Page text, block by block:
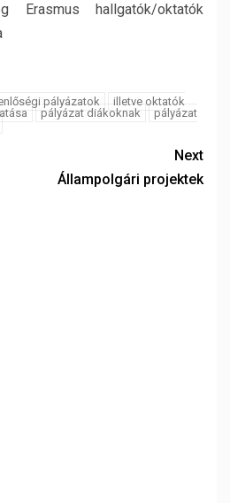
Erasmus hallgatók/oktatók
pályázatok
illetve oktatók
pályázat diákoknak
pályázat
Next
Állampolgári projektek